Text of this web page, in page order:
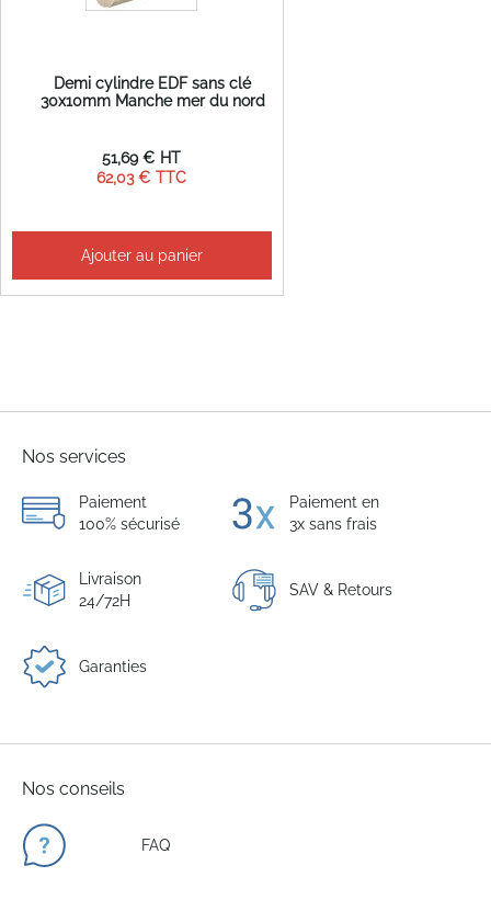
Demi cylindre EDF sans clé
30x10mm Manche mer du nord
62,03 €
51,69 €
Ajouter au panier
Nos services
Paiement
100% sécurisé
Paiement en
3x sans frais
Livraison
24/72H
SAV & Retours
Garanties
Nos conseils
FAQ